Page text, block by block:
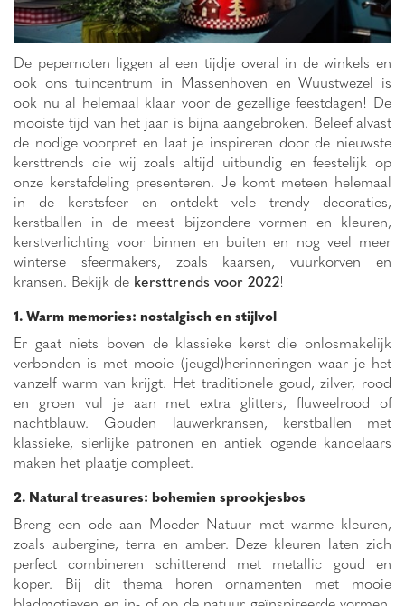
De pepernoten liggen al een tijdje overal in de winkels en
ook ons tuincentrum in Massenhoven en Wuustwezel is
ook nu al helemaal klaar voor de gezellige feestdagen! De
mooiste tijd van het jaar is bijna aangebroken. Beleef alvast
de nodige voorpret en laat je inspireren door de nieuwste
kersttrends die wij zoals altijd uitbundig en feestelijk op
onze kerstafdeling presenteren. Je komt meteen helemaal
in de kerstsfeer en ontdekt vele trendy decoraties,
kerstballen in de meest bijzondere vormen en kleuren,
kerstverlichting voor binnen en buiten en nog veel meer
winterse sfeermakers, zoals kaarsen, vuurkorven en
kransen. Bekijk de kersttrends voor 2022!
1. Warm memories: nostalgisch en stijlvol
Er gaat niets boven de klassieke kerst die onlosmakelijk
verbonden is met mooie (jeugd)herinneringen waar je het
vanzelf warm van krijgt. Het traditionele goud, zilver, rood
en groen vul je aan met extra glitters, fluweelrood of
nachtblauw. Gouden lauwerkransen, kerstballen met
klassieke, sierlijke patronen en antiek ogende kandelaars
maken het plaatje compleet.
2. Natural treasures: bohemien sprookjesbos
Breng een ode aan Moeder Natuur met warme kleuren,
zoals aubergine, terra en amber. Deze kleuren laten zich
perfect combineren schitterend met metallic goud en
koper. Bij dit thema horen ornamenten met mooie